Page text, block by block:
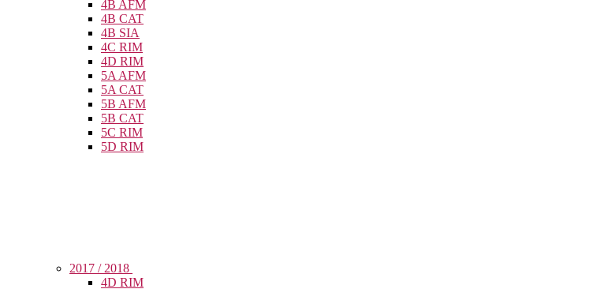
4B AFM
4B CAT
4B SIA
4C RIM
4D RIM
5A AFM
5A CAT
5B AFM
5B CAT
5C RIM
5D RIM
2017 / 2018
4D RIM